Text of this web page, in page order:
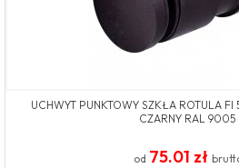
UCHWYT PUNKTOWY SZKŁA ROTULA
CZARNY RAL 9005
od 75.01 zł